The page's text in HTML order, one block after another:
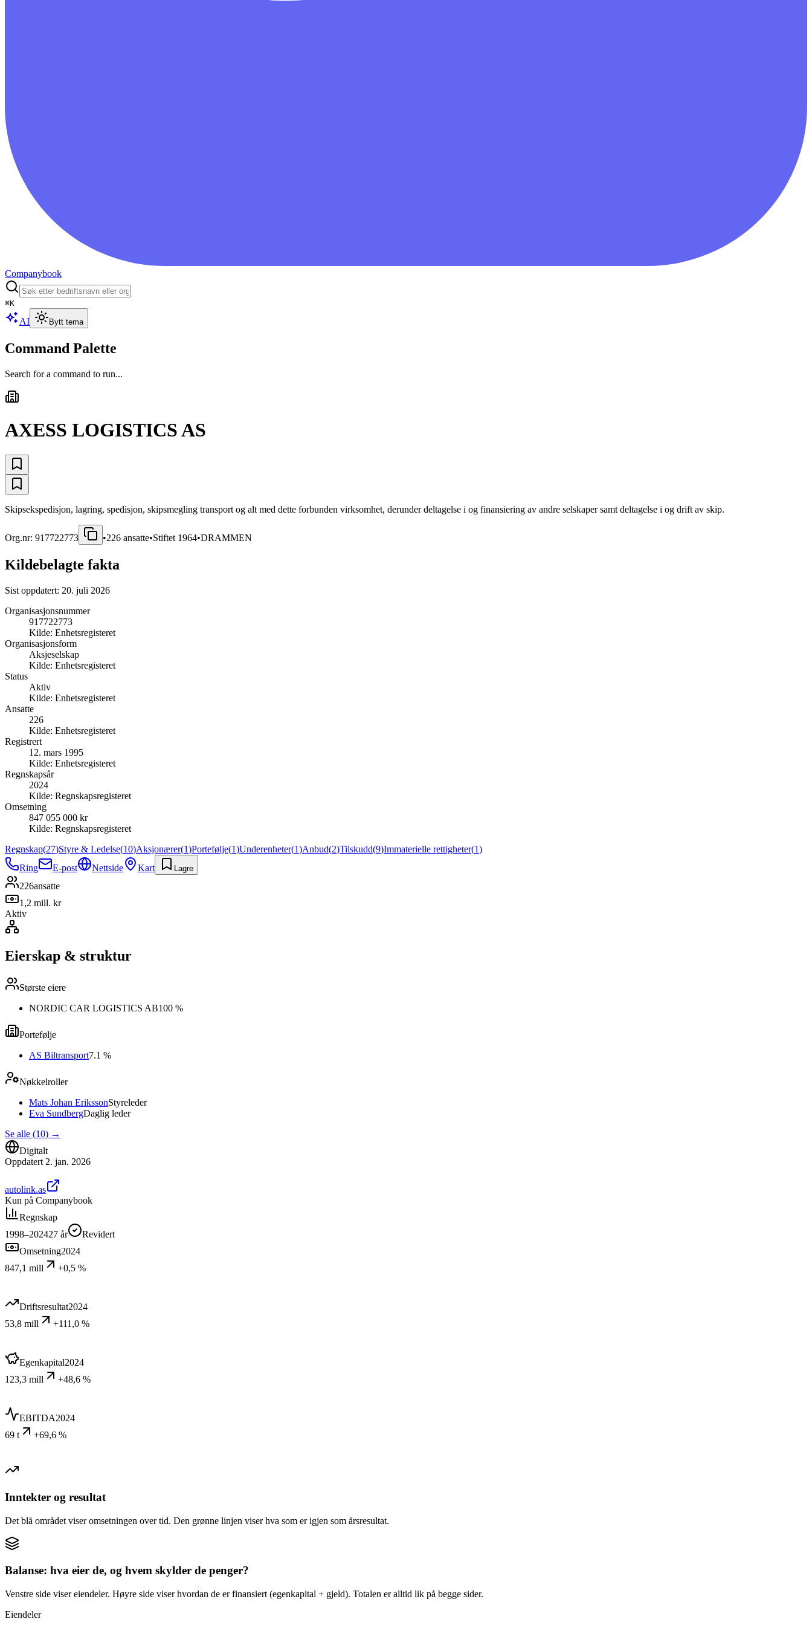
Companybook
⌘K
AI Bytt tema
Command Palette
Search for a command to run...
AXESS LOGISTICS AS
Skipsekspedisjon, lagring, spedisjon, skipsmegling transport og alt med dette forbunden virksomhet, derunder deltagelse i og finansiering av andre selskaper samt deltagelse i og drift av skip.
Org.nr: 917722773 •226 ansatte•Stiftet 1964•DRAMMEN
Kildebelagte fakta
Sist oppdatert: 20. juli 2026
Organisasjonsnummer
917722773
Kilde: Enhetsregisteret
Organisasjonsform
Aksjeselskap
Kilde: Enhetsregisteret
Status
Aktiv
Kilde: Enhetsregisteret
Ansatte
226
Kilde: Enhetsregisteret
Registrert
12. mars 1995
Kilde: Enhetsregisteret
Regnskapsår
2024
Kilde: Regnskapsregisteret
Omsetning
847 055 000 kr
Kilde: Regnskapsregisteret
Regnskap(27)Styre & Ledelse(10)Aksjonærer(1)Portefølje(1)Underenheter(1)Anbud(2)Tilskudd(9)Immaterielle rettigheter(1)
Ring
E-post Nettside Kart Lagre
226ansatte
1,2 mill. kr
Aktiv
Eierskap & struktur
Største eiere
NORDIC CAR LOGISTICS AB100 %
Portefølje
AS Biltransport7.1 %
Nøkkelroller
Mats Johan ErikssonStyreleder
Eva SundbergDaglig leder
Se alle (10) →
Digitalt
Oppdatert 2. jan. 2026
autolink.as
Kun på Companybook
Regnskap
1998–202427 år
Revidert
Omsetning2024
847,1 mill
+0,5 %
Driftsresultat2024
53,8 mill
+111,0 %
Egenkapital2024
123,3 mill
+48,6 %
EBITDA2024
69 t
+69,6 %
Inntekter og resultat
Det blå området viser omsetningen over tid. Den grønne linjen viser hva som er igjen som årsresultat.
Balanse: hva eier de, og hvem skylder de penger?
Venstre side viser eiendeler. Høyre side viser hvordan de er finansiert (egenkapital + gjeld). Totalen er alltid lik på begge sider.
Eiendeler